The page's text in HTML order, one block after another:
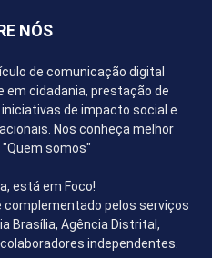
NÓS
de comunicação digital
em cidadania, prestação de
de impacto social e
Nos conheça melhor
somos"
está em Foco!
complementado pelos serviços
Brasília, Agência Distrital,
independentes.